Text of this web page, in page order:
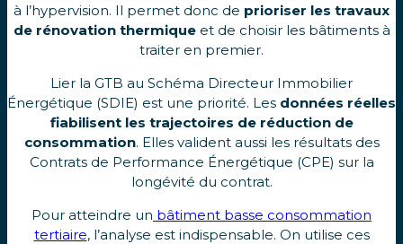
à l’hypervision. Il permet donc de prioriser les travaux
de rénovation thermiqueet de choisir les bâtiments à
traiter en premier.
Lier la GTB au Schéma Directeur Immobilier
Énergétique (SDIE) est une priorité. Les données réelles
fiabilisent les trajectoires de réduction de
consommation. Elles valident aussi les résultats des
Contrats de Performance Énergétique (CPE) sur la
longévité du contrat.
Pour atteindre un bâtiment basse consommation
tertiaire, l’analyse est indispensable. On utilise ces